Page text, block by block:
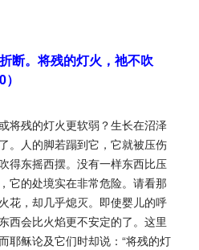
断。将残的灯火，祂不吹
将残的灯火更软弱？生长在沼泽
。人的脚若蹋到它，它就被压伤
得东摇西摆。没有一样东西比压
它的处境实在非常危险。请看那
花，却几乎熄灭。即使婴儿的呼
西会比火焰更不安定的了。这里
耶稣论及它们时却说：“将残的灯